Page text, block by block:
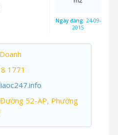
Ngày đăng: 24-09-
2015
1771
52-AP, Phường